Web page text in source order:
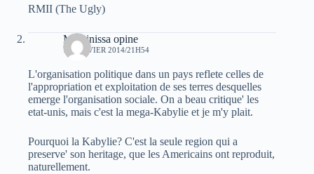
RMII (The Ugly)
Massinissa opine
11 JANVIER 2014/21H54
L'organisation politique dans un pays reflete celles de
l'appropriation et exploitation de ses terres desquelles
emerge l'organisation sociale. On a beau critique' les
etat-unis, mais c'est la mega-Kabylie et je m'y plait.
Pourquoi la Kabylie? C'est la seule region qui a
preserve' son heritage, que les Americains ont reproduit,
naturellement.